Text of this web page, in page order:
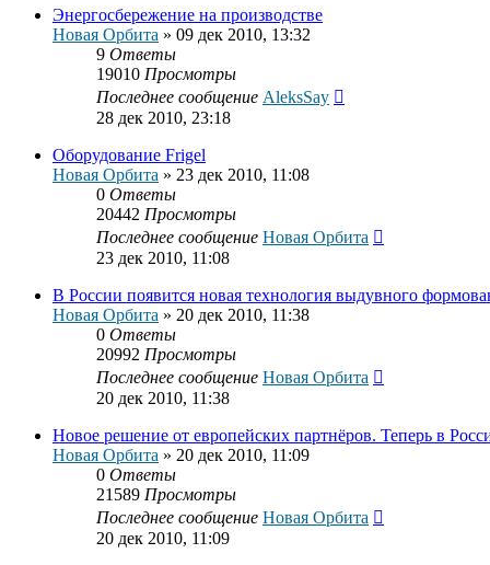
Энергосбережение на производстве
Новая Орбита » 09 дек 2010, 13:32
9 Ответы
19010 Просмотры
Последнее сообщение AleksSay
28 дек 2010, 23:18
Оборудование Frigel
Новая Орбита » 23 дек 2010, 11:08
0 Ответы
20442 Просмотры
Последнее сообщение Новая Орбита
23 дек 2010, 11:08
В России появится новая технология выдувного
Новая Орбита » 20 дек 2010, 11:38
0 Ответы
20992 Просмотры
Последнее сообщение Новая Орбита
20 дек 2010, 11:38
Новое решение от европейских партнёров. Теперь в
Новая Орбита » 20 дек 2010, 11:09
0 Ответы
21589 Просмотры
Последнее сообщение Новая Орбита
20 дек 2010, 11:09